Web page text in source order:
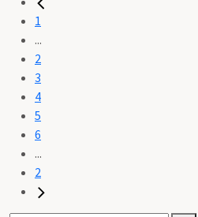
1
...
2
3
4
5
6
...
2